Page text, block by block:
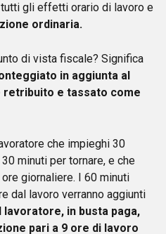
gli effetti orario di lavoro e
ordinaria.
di vista fiscale? Significa
in aggiunta al
e tassato come
che impieghi 30
minuti per tornare, e che
giornaliere. I 60 minuti
dal lavoro verranno aggiunti
lavoratore, in busta paga,
pari a 9 ore di lavoro